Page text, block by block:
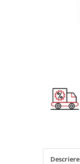
Module balansare
Arduino si ESP32Descriere